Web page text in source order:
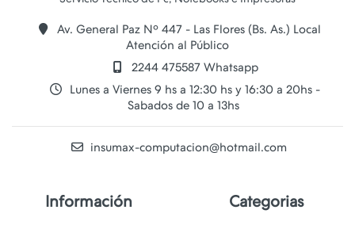
Av. General Paz Nº 447 - Las Flores (Bs. As.) Local
Atención al Público
2244 475587 Whatsapp
Lunes a Viernes 9 hs a 12:30 hs y 16:30 a 20hs -
Sabados de 10 a 13hs
insumax-computacion@hotmail.com
Información Categorias